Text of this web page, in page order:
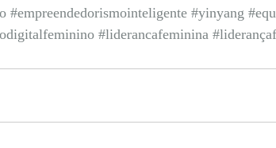
#empreendedorismointeligente #yinyang
#liderancafeminina